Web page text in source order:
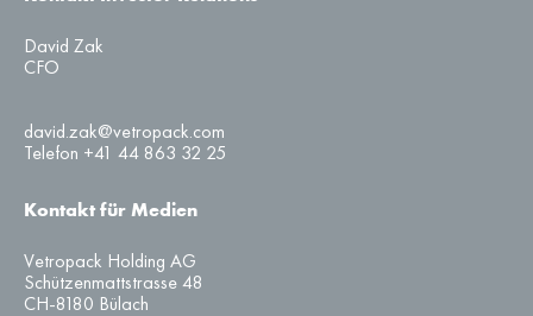
David Zak
CFO
david.zak@vetropack.com
Telefon +41 44 863 32 25
Kontakt für Medien
Vetropack Holding AG
Schützenmattstrasse 48
CH-8180 Bülach